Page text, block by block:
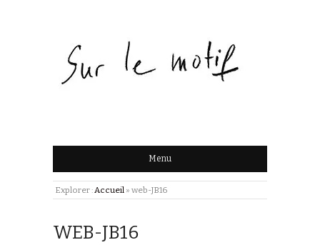
Menu
Explorer :Accueil » web-JB16
WEB-JB16